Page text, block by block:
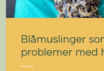
Blåmuslinger
problemer med